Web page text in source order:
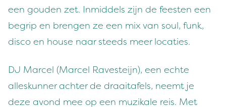
een gouden zet. Inmiddels zijn de feesten een
begrip en brengen ze een mix van soul, funk,
disco en house naar steeds meer locaties.
DJ Marcel (Marcel Ravesteijn), een echte
alleskunner achter de draaitafels, neemt je
deze avond mee op een muzikale reis. Met